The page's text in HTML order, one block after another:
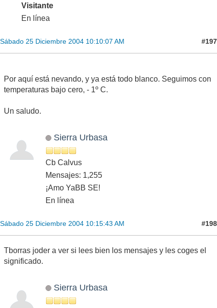
Visitante
En línea
Sábado 25 Diciembre 2004 10:10:07 AM #197
Por aquí está nevando, y ya está todo blanco. Seguimos con
temperaturas bajo cero, - 1º C.
Un saludo.
Sierra Urbasa
Cb Calvus
Mensajes: 1,255
¡Amo YaBB SE!
En línea
Sábado 25 Diciembre 2004 10:15:43 AM #198
Tborras joder a ver si lees bien los mensajes y les coges el
significado.
Sierra Urbasa